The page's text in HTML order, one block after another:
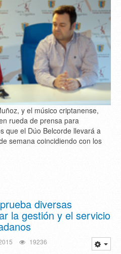
y el músico criptanense,
rueda de prensa para
que el Dúo Belcorde llevará a
semana coincidiendo con los
diversas
la gestión y el servicio
19236